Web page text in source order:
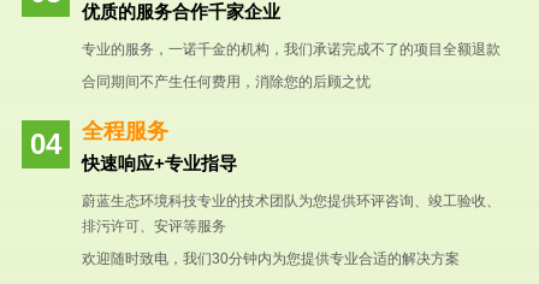
优质的服务合作千家企业
专业的服务，一诺千金的机构，我们承诺完成不了的项目全额退款
合同期间不产生任何费用，消除您的后顾之忧
全程服务
快速响应+专业指导
蔚蓝生态环境科技专业的技术团队为您提供环评咨询、竣工验收、
排污许可、安评等服务
欢迎随时致电，我们30分钟内为您提供专业合适的解决方案